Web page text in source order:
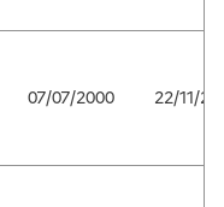
07/07/2000 22/11/